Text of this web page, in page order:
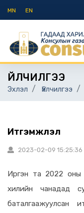
MN EN
ҮЙЛЧИЛГЭЭ
Эхлэл Үйлчилгээ
Итгэмжлэл
2023-02-09 15:25:36
Иргэн та 2022 оны
хилийн чанадад
баталгаажуулсан